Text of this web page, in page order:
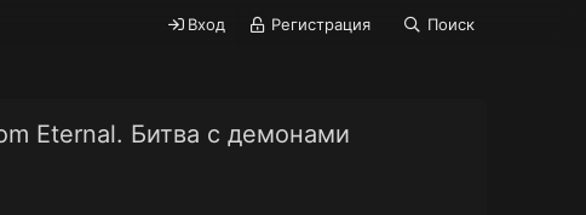
Вход Регистрация Поиск
Eternal. Битва с демонами